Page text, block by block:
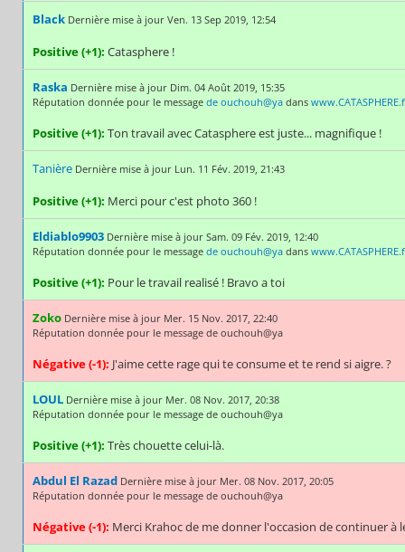
Black Dernière mise à jour Ven. 13 Sep 2019, 12:54
Positive (+1): Catasphere !
Raska Dernière mise à jour Dim. 04 Août 2019, 15:35
Réputation donnée pour le message de ouchouh@ya dans
Positive (+1): Ton travail avec Catasphere est juste... magnifique !
Tanière Dernière mise à jour Lun. 11 Fév. 2019, 21:43
Positive (+1): Merci pour c'est photo 360 !
Eldiablo9903 Dernière mise à jour Sam. 09 Fév. 2019, 12:40
Réputation donnée pour le message de ouchouh@ya dans
Positive (+1): Pour le travail realisé ! Bravo a toi
Zoko Dernière mise à jour Mer. 15 Nov. 2017, 22:40
Réputation donnée pour le message de ouchouh@ya
Négative (-1): J'aime cette rage qui te consume et te rend si aigre. ?
LOUL Dernière mise à jour Mer. 08 Nov. 2017, 20:38
Réputation donnée pour le message de ouchouh@ya
Positive (+1): Très chouette celui-là.
Abdul El Razad Dernière mise à jour Mer. 08 Nov. 2017, 20:05
Réputation donnée pour le message de ouchouh@ya
Négative (-1): Merci Krahoc de me donner l'occasion de continuer à